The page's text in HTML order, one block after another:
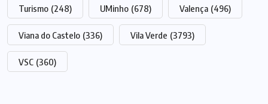
Turismo (248) UMinho (678) Valença (496)
Viana do Castelo (336) Vila Verde (3793)
VSC (360)